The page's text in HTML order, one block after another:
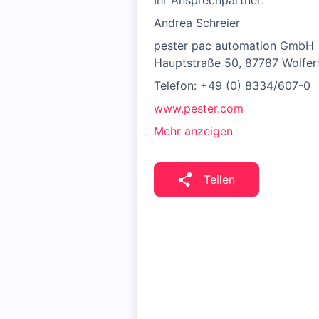
Andrea Schreier
pester pac automation GmbH
Hauptstraße 50, 87787
Telefon: +49 (0) 8334/607-0
www.pester.com
Mehr anzeigen
Teilen